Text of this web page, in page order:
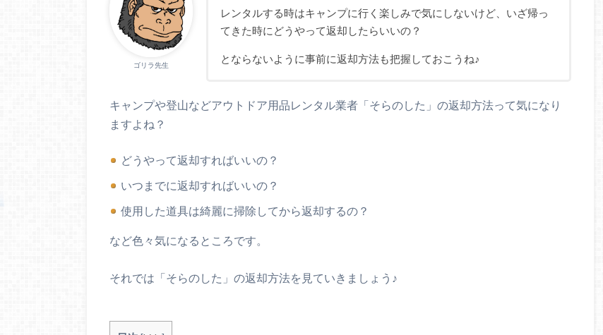
ゴリラ先生
レンタルする時はキャンプに行く楽しみで気にしないけど、いざ帰っ
てきた時にどうやって返却したらいいの？
とならないように事前に返却方法も把握しておこうね♪
キャンプや登山などアウトドア用品レンタル業者「そらのした」の返却方法って気になり
ますよね？
どうやって返却すればいいの？
いつまでに返却すればいいの？
使用した道具は綺麗に掃除してから返却するの？
など色々気になるところです。
それでは「そらのした」の返却方法を見ていきましょう♪